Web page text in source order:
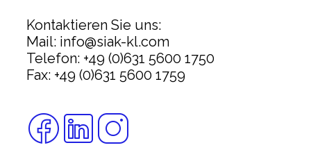
Kontaktieren Sie uns:
Mail: info@siak-kl.com
Telefon: +49 (0)631 5600 1750
Fax: +49 (0)631 5600 1759